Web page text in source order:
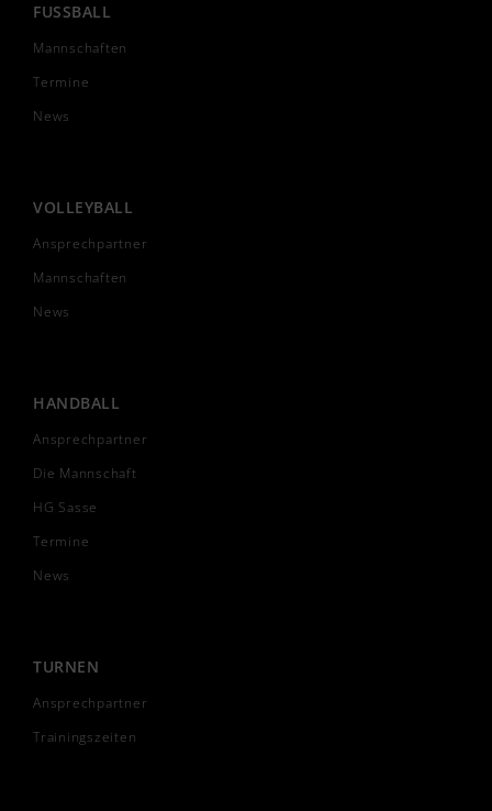
FUSSBALL
Mannschaften
Termine
News
VOLLEYBALL
Ansprechpartner
Mannschaften
News
HANDBALL
Ansprechpartner
Die Mannschaft
HG Sasse
Termine
News
TURNEN
Ansprechpartner
Trainingszeiten